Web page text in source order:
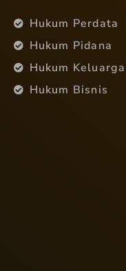
Hukum Perdata
Hukum Pidana
Hukum Keluarga
Hukum Bisnis